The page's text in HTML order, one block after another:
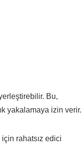
Bu,
yakalamaya izin verir.
rahatsız edici